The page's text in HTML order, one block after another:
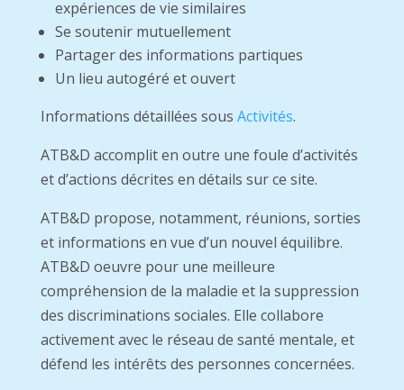
expériences de vie similaires
Se soutenir mutuellement
Partager des informations partiques
Un lieu autogéré et ouvert
Informations détaillées sous Activités.
ATB&D accomplit en outre une foule d’activités
et d’actions décrites en détails sur ce site.
ATB&D propose, notamment, réunions, sorties
et informations en vue d’un nouvel équilibre.
ATB&D oeuvre pour une meilleure
compréhension de la maladie et la suppression
des discriminations sociales. Elle collabore
activement avec le réseau de santé mentale, et
défend les intérêts des personnes concernées.